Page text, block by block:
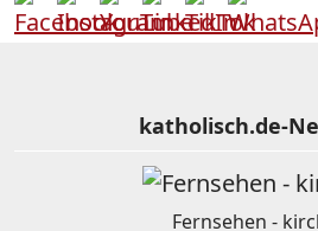
katholisch.de-
Fernsehen -